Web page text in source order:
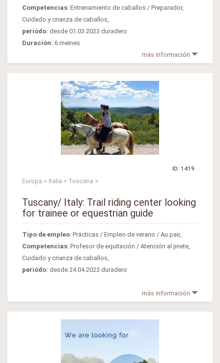
Competencias: Entrenamiento de caballos / Preparador,
Cuidado y crianza de caballos,
periódo: desde 01.03.2023 duradero
Duración: 6 meines
más información
ID: 1419
Europa > Italia > Toscana >
Tuscany/ Italy: Trail riding center looking
for trainee or equestrian guide
Tipo de empleo: Prácticas / Empleo de verano / Au pair,
Competencias: Profesor de equitación / Atención al jinete,
Cuidado y crianza de caballos,
periódo: desde 24.04.2023 duradero
más información